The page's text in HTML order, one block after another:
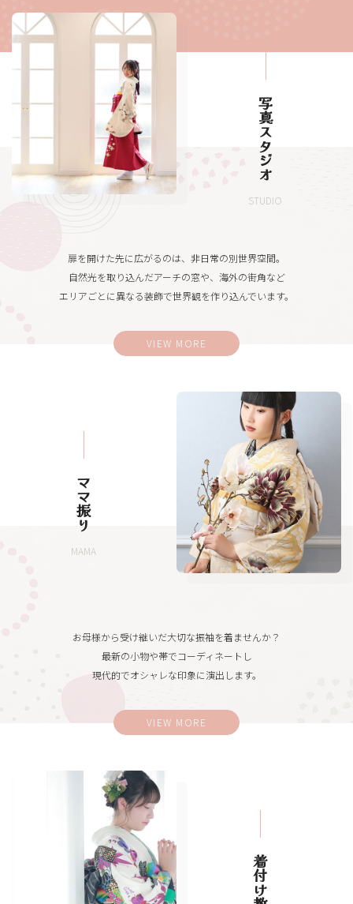
VIEW MORE
写真スタジオ
STUDIO
扉を開けた先に広がるのは、非日常の別世界空間。
自然光を取り込んだアーチの窓や、海外の街角など
エリアごとに異なる装飾で世界観を作り込んでいます。
VIEW MORE
ママ振り
MAMA
お母様から受け継いだ大切な振袖を着ませんか？
最新の小物や帯でコーディネートし
現代的でオシャレな印象に演出します。
着付け教室